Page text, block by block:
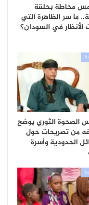
محاطة بحلقة
ما سر الظاهرة التي
الأنظار في السودان؟
الصحوة الثوري يوضح
من تصريحات حول
الحدودية وأسرة